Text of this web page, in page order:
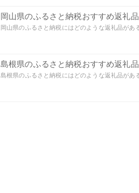
岡山県のふるさと納税おすすめ返礼
岡山県のふるさと納税にはどのような返礼品があ
島根県のふるさと納税おすすめ返礼
島根県のふるさと納税にはどのような返礼品があ